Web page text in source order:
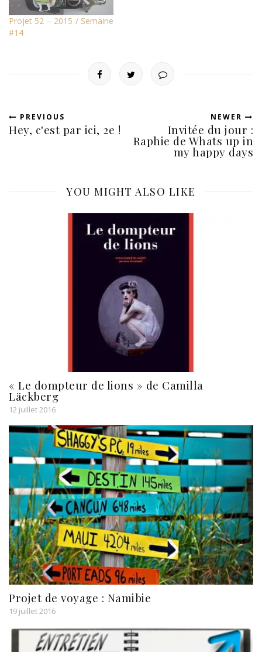
Projet 52 – 2015 / Semaine
#14
PREVIOUS
Hey, c'est par ici, 2e !
NEWER
Invitée du jour :
Raphie de Whats up in
my happy days
YOU MIGHT ALSO LIKE
« Le dompteur de lions » de Camilla
Läckberg
12 juillet 2016
Projet de voyage : Namibie
19 juillet 2016